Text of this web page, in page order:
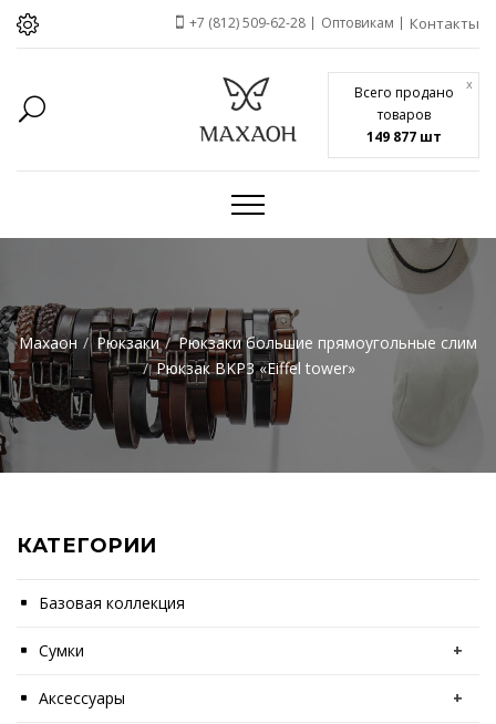
Всего продано
товаров
149 877 шт
x
+7 (812) 509-62-28 Оптовикам Контакты
Махаон Рюкзаки
Рюкзаки большие прямоугольные слим
Рюкзак BKP3 «Eiffel tower»
КАТЕГОРИИ
Базовая коллекция
Сумки +
Аксессуары +